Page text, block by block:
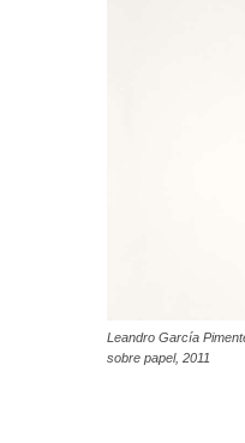
Leandro García
sobre papel, 2011